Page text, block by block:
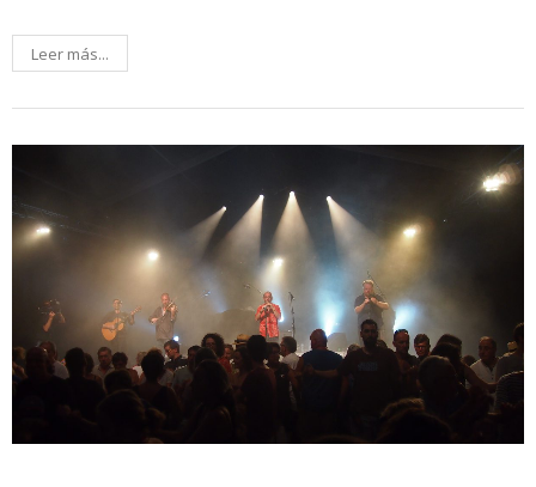
Leer más...